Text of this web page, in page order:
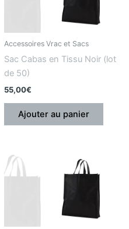
Accessoires Vrac et Sacs
Sac Cabas en Tissu Noir (lot
de 50)
55,00€
Ajouter au panier